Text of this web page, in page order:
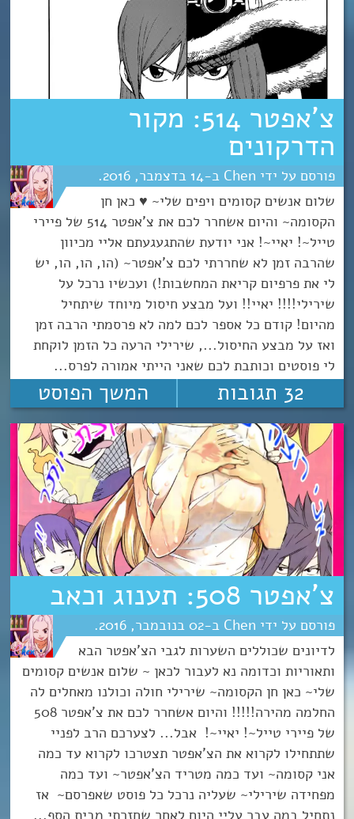
צ’אפטר 514: מקור
הדרקונים
Chen
14 דצמבר 2016
שלום אנשים קסומים ויפים שלי~ ♥ כאן חן
הקסומה~ והיום אשחרר לכם את צ'אפטר 514 של פיירי
טייל~! יאיי~! אני יודעת שהתגעגעתם אליי מכיוון
שהרבה זמן לא שחררתי לכם צ'אפטר~ (הו, הו, הו, יש
לי את פרפיום קריאת המחשבות!) ועכשיו נרכל על
שירילי!!!! יאיי!! ועל מבצע חיסול מיוחד שיתחיל
מהיום! קודם כל אספר לכם למה לא פרסמתי הרבה זמן
ואז על מבצע החיסול..., שירילי הרעה כל הזמן לוקחת
לי פוסטים וכותבת לכם שאני הייתי אמורה לפרס...
32 תגובות המשך הפוסט
צ’אפטר 508: תענוג וכאב
Chen
02 נובמבר 2016
לדיונים שכוללים השערות לגבי הצ'אפטר הבא
ותאוריות וכדומה נא לעבור לכאן ~ שלום אנשים קסומים
שלי~ כאן חן הקסומה~ שירילי חולה וכולנו מאחלים לה
החלמה מהירה!!!!! והיום אשחרר לכם את צ'אפטר 508
של פיירי טייל~! יאיי~! אבל... לצערכם הרב לפניי
שתתחילו לקרוא את הצ'אפטר תצטרכו לקרוא עד כמה
אני קסומה~ ועד כמה מטריד הצ'אפטר~ ועד כמה
מפחידה שירילי~ שעליה נרכל כל פוסט שאפרסם~ אז
נתחיל במה עבר עליי היום לאחר שחזרתי מבית הספ...